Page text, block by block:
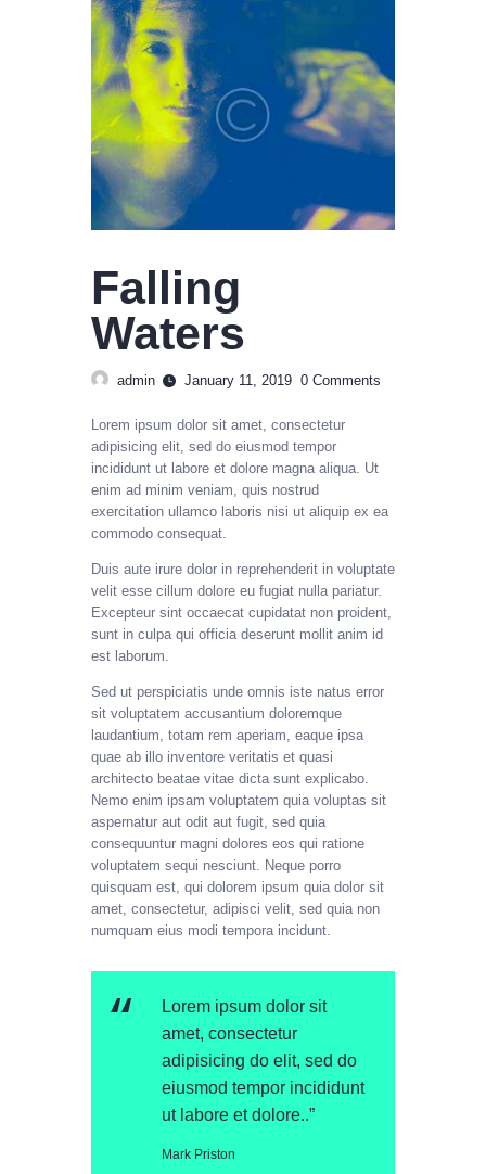
CABLE SALES
Explore, Entertain and Enjoy!
HOME
PACKAGES
Falling
Waters
admin January 11, 2019 0 Comments
Lorem ipsum dolor sit amet, consectetur
adipisicing elit, sed do eiusmod tempor
incididunt ut labore et dolore magna aliqua. Ut
enim ad minim veniam, quis nostrud
exercitation ullamco laboris nisi ut aliquip ex ea
commodo consequat.
Duis aute irure dolor in reprehenderit in voluptate
velit esse cillum dolore eu fugiat nulla pariatur.
Excepteur sint occaecat cupidatat non proident,
sunt in culpa qui officia deserunt mollit anim id
est laborum.
Sed ut perspiciatis unde omnis iste natus error
sit voluptatem accusantium doloremque
laudantium, totam rem aperiam, eaque ipsa
quae ab illo inventore veritatis et quasi
architecto beatae vitae dicta sunt explicabo.
Nemo enim ipsam voluptatem quia voluptas sit
aspernatur aut odit aut fugit, sed quia
consequuntur magni dolores eos qui ratione
voluptatem sequi nesciunt. Neque porro
quisquam est, qui dolorem ipsum quia dolor sit
amet, consectetur, adipisci velit, sed quia non
numquam eius modi tempora incidunt.
Lorem ipsum dolor sit
amet, consectetur
adipisicing do elit, sed do
eiusmod tempor incididunt
ut labore et dolore..”
Mark Priston